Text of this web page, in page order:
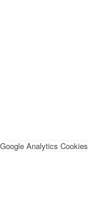
Google Analytics Cookies